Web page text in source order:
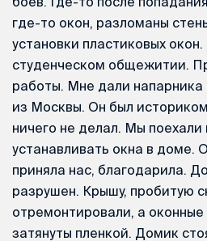
где-то окон, разломаны
установки пластиковых
студенческом общежитии.
работы. Мне дали напарника
из Москвы. Он был
ничего не делал. Мы
устанавливать окна в доме.
приняла нас, благодарила.
разрушен. Крышу, пробитую
отремонтировали, а
затянуты пленкой. Домик